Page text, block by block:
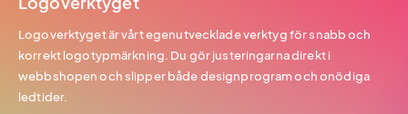
Logoverktyget är vårt egenutvecklade verktyg för snabb och
korrekt logotypmärkning. Du gör justeringarna direkt i
webbshopen och slipper både designprogram och onödiga
ledtider.